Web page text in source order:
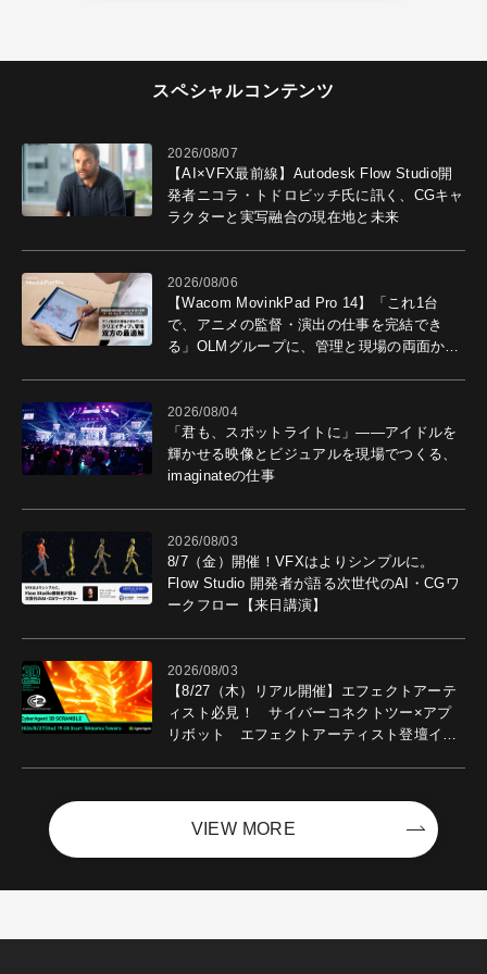
スペシャルコンテンツ
2026/08/07
【AI×VFX最前線】Autodesk Flow Studio開
発者ニコラ・トドロビッチ氏に訊く、CGキャ
ラクターと実写融合の現在地と未来
2026/08/06
【Wacom MovinkPad Pro 14】「これ1台
で、アニメの監督・演出の仕事を完結でき
る」OLMグループに、管理と現場の両面から
2026/08/04
「君も、スポットライトに」――アイドルを
輝かせる映像とビジュアルを現場でつくる、
imaginateの仕事
2026/08/03
8/7（金）開催！VFXはよりシンプルに。
Flow Studio 開発者が語る次世代のAI・CGワ
ークフロー【来日講演】
2026/08/03
【8/27（木）リアル開催】エフェクトアーテ
ィスト必見！ サイバーコネクトツー×アプ
リボット エフェクトアーティスト登壇イベ
VIEW MORE